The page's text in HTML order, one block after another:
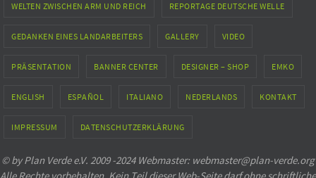
WELTEN ZWISCHEN ARM UND REICH REPORTAGE DEUTSCHE WELLE
GEDANKEN EINES LANDARBEITERS GALLERY VIDEO
PRÄSENTATION BANNER CENTER DESIGNER – SHOP EMKO
ENGLISH ESPAÑOL ITALIANO NEDERLANDS KONTAKT
IMPRESSUM DATENSCHUTZERKLÄRUNG
© by Plan Verde e.V. 2009 -2024 Webmaster: webmaster@plan-verde.org